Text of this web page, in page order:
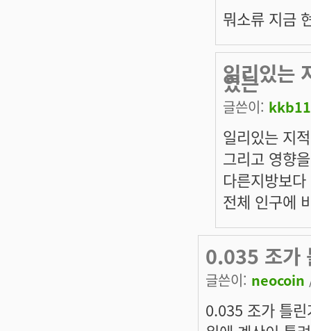
뭐소류 지금
일리있는
있는
글쓴이:
일리있는 지
그리고 영향
다른지방보
전체 인구에
0.035 조가
글쓴이: neocoin
0.035 조가 틀